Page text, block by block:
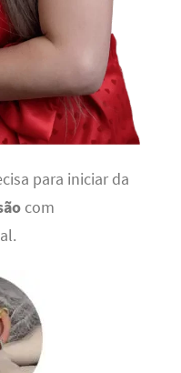
para iniciar da
com